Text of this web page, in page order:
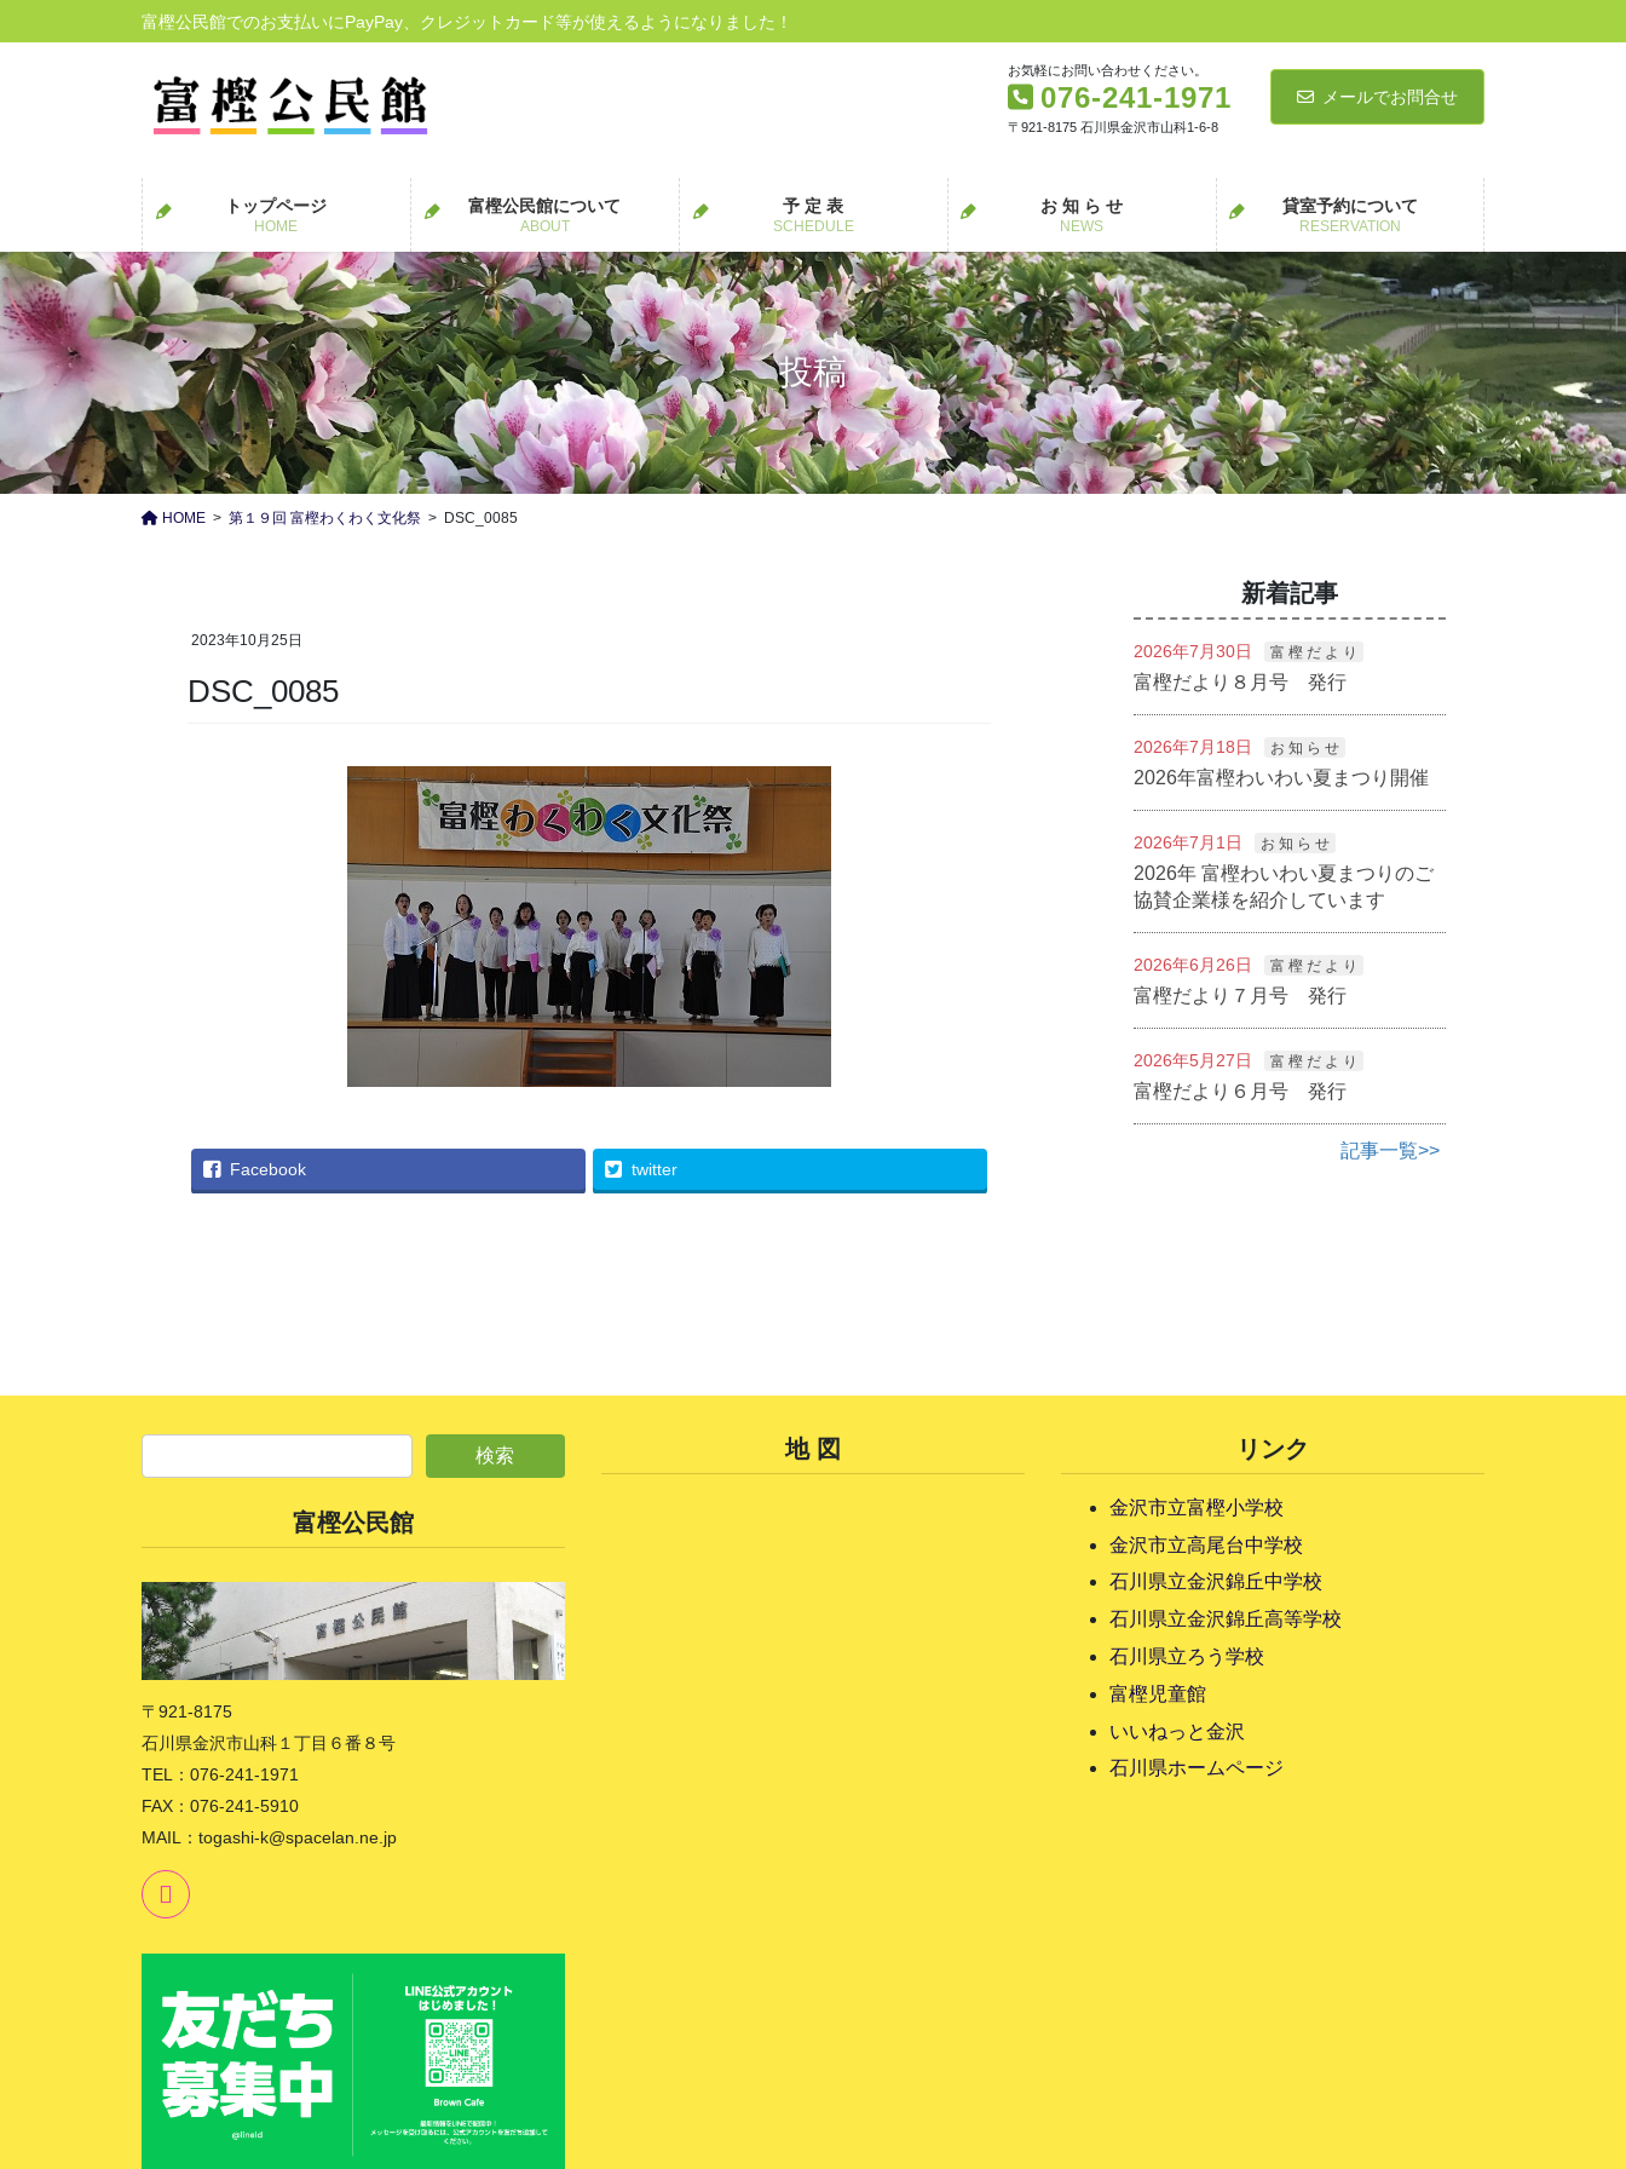
ン
ビ
動
富樫公民館でのお支払いにPayPay、クレジットカード等が使えるようになりました！
お気軽にお問い合わせください。
076-241-1971
〒921-8175 石川県金沢市山科1-6-8
メールでお問合せ
トップページ
HOME
富樫公民館について
ABOUT
予 定 表
SCHEDULE
お 知 ら せ
NEWS
貸室予約について
RESERVATION
投稿
HOME 第１９回 富樫わくわく文化祭 DSC_0085
2023年10月25日
DSC_0085
Facebook twitter
新着記事
2026年7月30日 富 樫 だ よ り
富樫だより８月号 発行
2026年7月18日 お 知 ら せ
2026年富樫わいわい夏まつり開催
2026年7月1日 お 知 ら せ
2026年 富樫わいわい夏まつりのご
協賛企業様を紹介しています
2026年6月26日 富 樫 だ よ り
富樫だより７月号 発行
2026年5月27日 富 樫 だ よ り
富樫だより６月号 発行
記事一覧>>
富樫公民館
〒921-8175
石川県金沢市山科１丁目６番８号
TEL：076-241-1971
FAX：076-241-5910
MAIL：togashi-k@spacelan.ne.jp
地 図 リンク
金沢市立富樫小学校
金沢市立高尾台中学校
石川県立金沢錦丘中学校
石川県立金沢錦丘高等学校
石川県立ろう学校
富樫児童館
いいねっと金沢
石川県ホームページ